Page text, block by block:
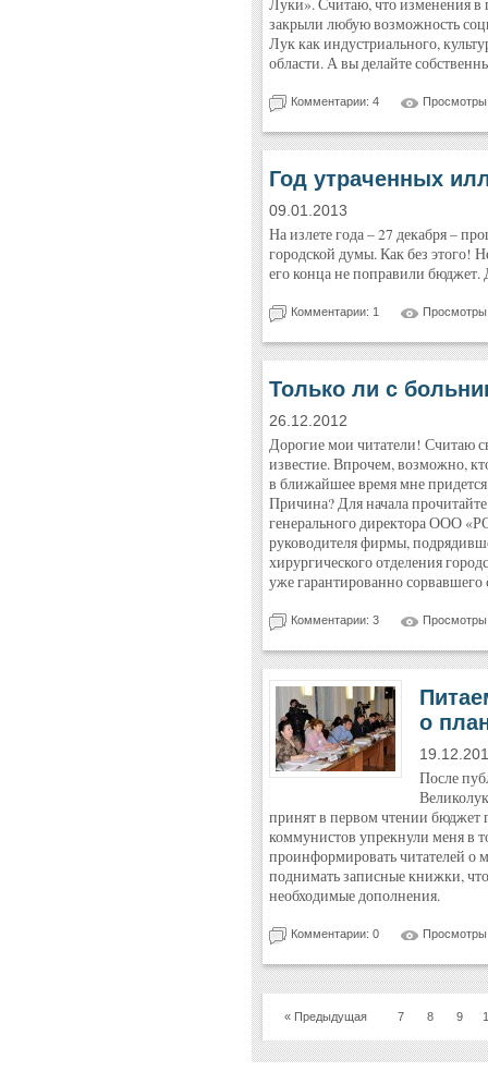
Луки». Считаю, что изменения в
закрыли любую возможность
Лук как индустриального,
области. А вы делайте
Комментарии: 4
Год утраченных
09.01.2013
На излете года – 27 декабря –
городской думы. Как без этого!
его конца не поправили
Комментарии: 1
Только ли с
26.12.2012
Дорогие мои читатели! Считаю
известие. Впрочем, возможно,
в ближайшее время мне
Причина? Для начала
генерального директора ООО
руководителя фирмы,
хирургического отделения
уже гарантированно сорвавшего
Комментарии: 3
о
После
принят в первом чтении бюджет
коммунистов упрекнули меня в
проинформировать читателей о
поднимать записные книжки,
необходимые дополнения.
Комментарии: 0
« Предыдущая 7 8 9